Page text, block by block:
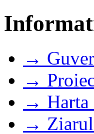
→
→
→ Harta
→